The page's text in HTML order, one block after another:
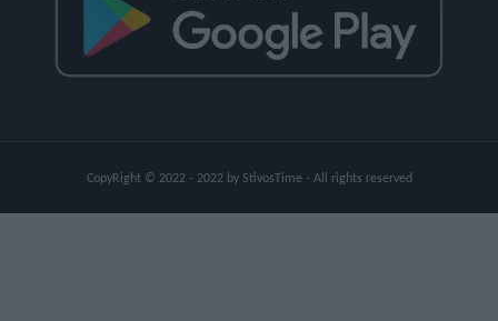
CopyRight © 2022 - 2022 by StivosTime - All rights reserved